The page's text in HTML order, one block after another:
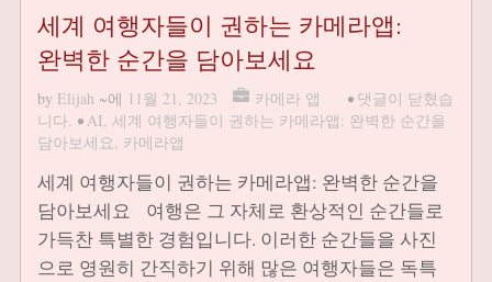
세계 여행자들이 권하는 카메라앱:
완벽한 순간을 담아보세요
by Elijah ~에 11월 21, 2023 카메라 앱 • 댓글이 닫혔습
니다. • AI, 세계 여행자들이 권하는 카메라앱: 완벽한 순간을
담아보세요, 카메라앱
세계 여행자들이 권하는 카메라앱: 완벽한 순간을
담아보세요 여행은 그 자체로 환상적인 순간들로
가득찬 특별한 경험입니다. 이러한 순간들을 사진
으로 영원히 간직하기 위해 많은 여행자들은 독특